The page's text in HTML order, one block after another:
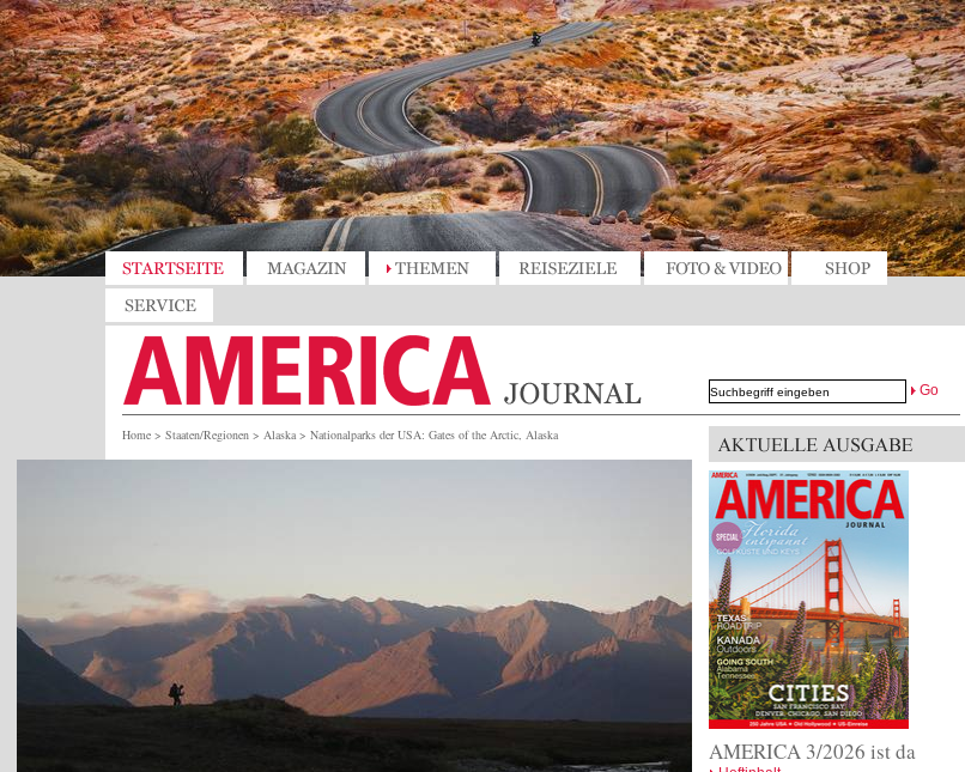
Go
Home > Staaten/Regionen > Alaska > Nationalparks der USA: Gates of the Arctic, Alaska
AMERICA 3/2026 ist da